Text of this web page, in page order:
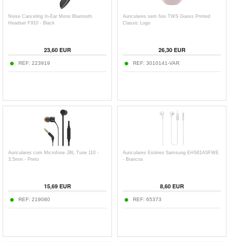
Noise Canceling In-Ear Mono Bluetooth
Headset F910 - Black
23,60EUR
REF: 223919
Auriculares sem fios TWS Guess Printed
Classic Logo
26,30EUR
REF: 3010141-VAR
Auriculares com Microfone JBL Tune 110 -
3.5mm - Preto
15,69EUR
REF: 219080
Auriculares Estéreo Samsung EHS61ASFWE
- Brancos
8,60EUR
REF: 65373